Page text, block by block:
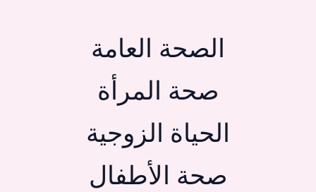
الصحة العامة
صحة المرأة
الحياة الزوجية
صحة الأطفال